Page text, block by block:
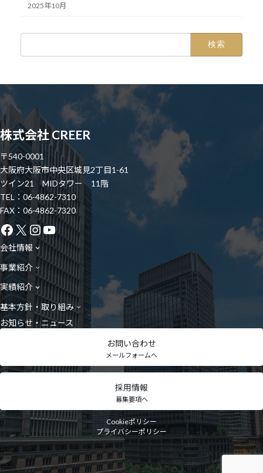
2025年10月
株式会社 CREER
〒540-0001
大阪府大阪市中央区城見2丁目1-61
ツイン21 MIDタワー 11階
TEL：06-4862-7310
FAX：06-4862-7320
Facebook
X Instagram
YouTube
会社情報
事業紹介
実績紹介
基本方針・取り組み
お知らせ・ニュース
お問い合わせ
メールフォームへ
採用情報
募集要項へ
Cookieポリシー
プライバシーポリシー